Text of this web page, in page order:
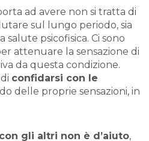
ad avere non si tratta di
sul lungo periodo, sia
salute psicofisica. Ci sono
attenuare la sensazione di
da questa condizione.
confidarsi con le
delle proprie sensazioni, in
gli altri non è d’aiuto,